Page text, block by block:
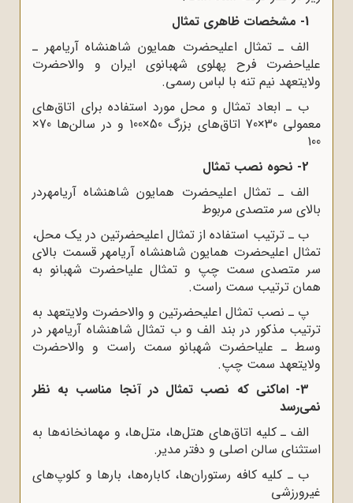
1- مشخصات ظاهری تمثال
الف ـ تمثال اعلیحضرت همایون شاهنشاه آریامهر ـ
علیاحضرت فرح پهلوی شهبانوی ایران و والاحضرت
ولایتعهد نیم تنه با لباس رسمی.
ب ـ ابعاد تمثال و محل مورد استفاده برای اتاق‌های
معمولی 30×70 اتاق‌های بزرگ 50×100 و در سالن‌ها 70×
100
2- نحوه نصب تمثال
الف ـ تمثال اعلیحضرت همایون شاهنشاه آریامهردر
بالای سر متصدی مربوط
ب ـ ترتیب استفاده از تمثال اعلیحضرتین در یک محل،
تمثال اعلیحضرت همایون شاهنشاه آریامهر قسمت بالای
سر متصدی سمت چپ و تمثال علیاحضرت شهبانو به
همان ترتیب سمت راست.
پ ـ نصب تمثال اعلیحضرتین و والاحضرت ولایتعهد به
ترتیب مذکور در بند الف و ب تمثال شاهنشاه آریامهر در
وسط ـ علیاحضرت شهبانو سمت راست و والاحضرت
ولایتعهد سمت چپ.
3- اماکنی که نصب تمثال در آنجا مناسب به نظر
نمی‌رسد
الف ـ کلیه اتاق‌های هتل‌ها، متل‌ها، و مهمانخانه‌ها به
استثنای سالن اصلی و دفتر مدیر.
ب ـ کلیه کافه رستوران‌ها، کاباره‌ها، بارها و کلوپ‌های
غیرورزشی